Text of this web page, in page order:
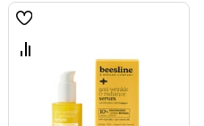
قائمة
قارن